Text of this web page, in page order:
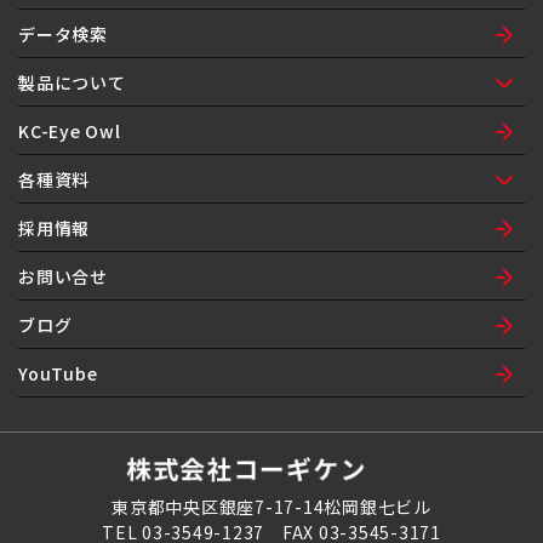
ご挨拶
会社概要
ネットワーク
沿革
組織図
環境方針
データ検索
製品について
製品紹介
製品保証
製品履歴
KC-Eye Owl
各種資料
納入品図面表紙
注文書
自己制御ヒータ問合せシート
漏洩検査機器定期点検修理依頼書
採用情報
お問い合せ
ブログ
YouTube
東京都中央区銀座7-17-14松岡銀七ビル
TEL 03-3549-1237 FAX 03-3545-3171